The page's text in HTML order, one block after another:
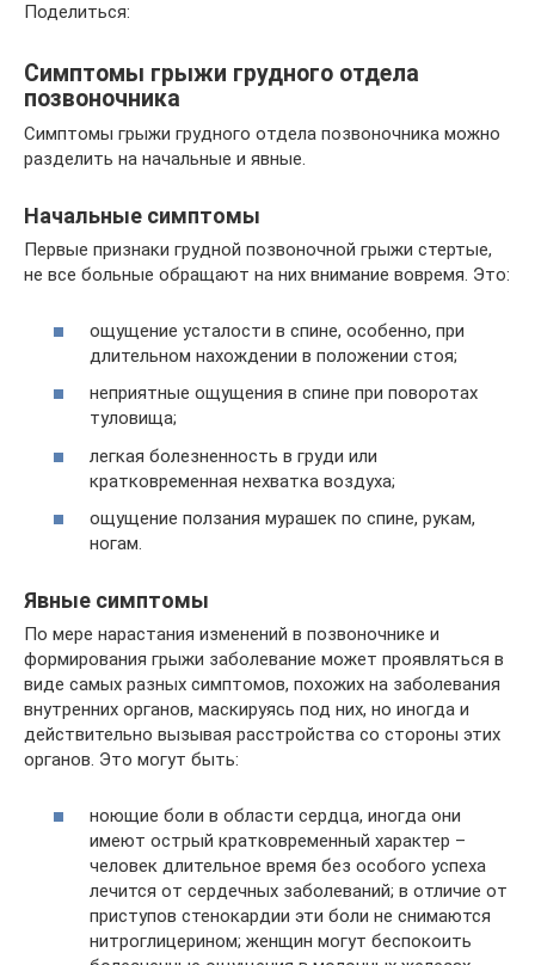
Поделиться:
Симптомы грыжи грудного отдела
позвоночника
Симптомы грыжи грудного отдела позвоночника можно
разделить на начальные и явные.
Начальные симптомы
Первые признаки грудной позвоночной грыжи стертые,
не все больные обращают на них внимание вовремя. Это:
ощущение усталости в спине, особенно, при
длительном нахождении в положении стоя;
неприятные ощущения в спине при поворотах
туловища;
легкая болезненность в груди или
кратковременная нехватка воздуха;
ощущение ползания мурашек по спине, рукам,
ногам.
Явные симптомы
По мере нарастания изменений в позвоночнике и
формирования грыжи заболевание может проявляться в
виде самых разных симптомов, похожих на заболевания
внутренних органов, маскируясь под них, но иногда и
действительно вызывая расстройства со стороны этих
органов. Это могут быть:
ноющие боли в области сердца, иногда они
имеют острый кратковременный характер –
человек длительное время без особого успеха
лечится от сердечных заболеваний; в отличие от
приступов стенокардии эти боли не снимаются
нитроглицерином; женщин могут беспокоить